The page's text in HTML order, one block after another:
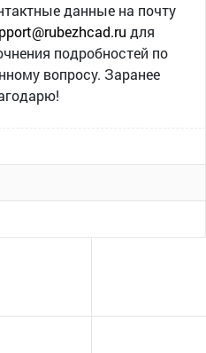
данные на почту
для
подробностей по
вопросу. Заранее